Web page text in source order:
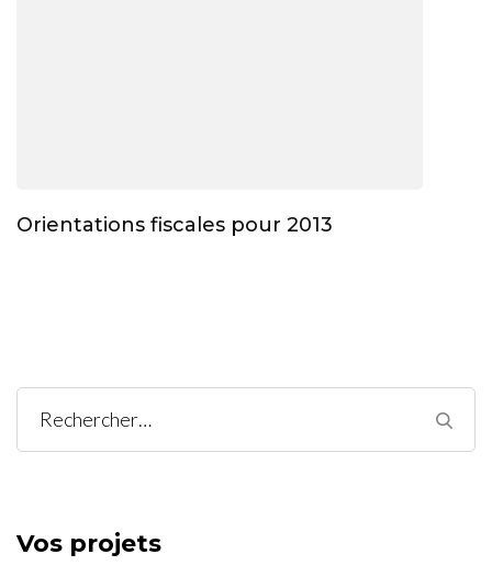
Orientations fiscales pour 2013
Rechercher :
Vos projets